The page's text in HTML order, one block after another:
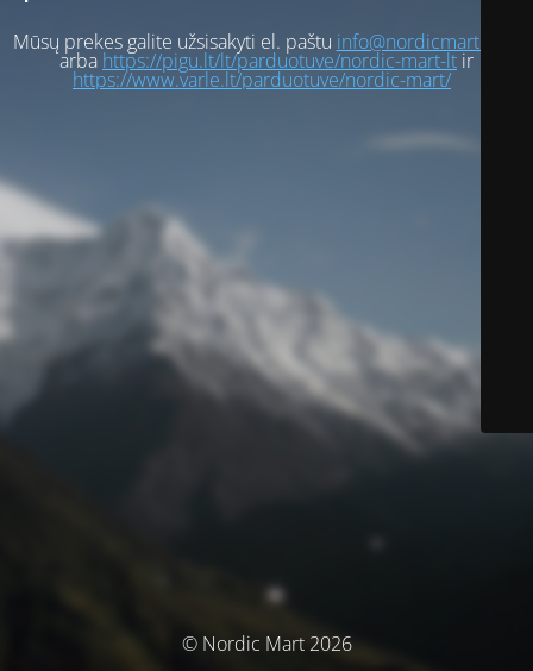
Mūsų prekes galite užsisakyti el. paštu info@nordicmart.com
arba https://pigu.lt/lt/parduotuve/nordic-mart-ltir
https://www.varle.lt/parduotuve/nordic-mart/
© Nordic Mart 2026